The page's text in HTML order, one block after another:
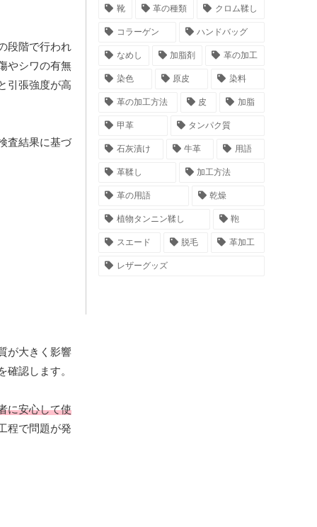
段階で行われ
やシワの有無
引張強度が高
査結果に基づ
が大きく影響
認します。
に安心して使
程で問題が発
靴 革の種類 クロム鞣し
コラーゲン ハンドバッグ
なめし 加脂剤 革の加工
染色 原皮 染料
革の加工方法 皮 加脂
甲革 タンパク質
石灰漬け 牛革 用語
革鞣し 加工方法
革の用語 乾燥
植物タンニン鞣し 鞄
スエード 脱毛 革加工
レザーグッズ